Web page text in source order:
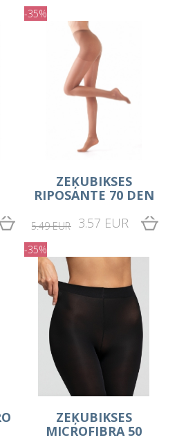
-35%
ZEĶUBIKSES
RIPOSANTE 70 DEN
5.49 EUR 3.57 EUR
-35%
ZEĶUBIKSES
MICROFIBRA 50